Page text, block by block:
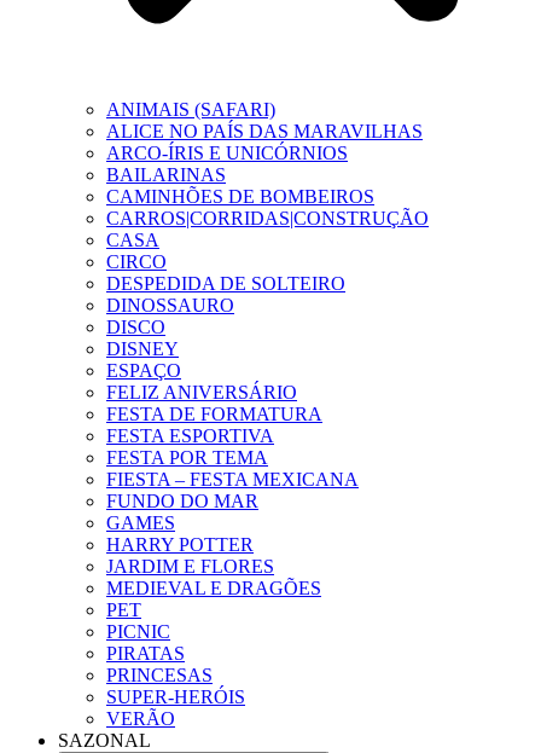
ANIMAIS (SAFARI)
ALICE NO PAÍS DAS MARAVILHAS
ARCO-ÍRIS E UNICÓRNIOS
BAILARINAS
CAMINHÕES DE BOMBEIROS
CARROS|CORRIDAS|CONSTRUÇÃO
CASA
CIRCO
DESPEDIDA DE SOLTEIRO
DINOSSAURO
DISCO
DISNEY
ESPAÇO
FELIZ ANIVERSÁRIO
FESTA DE FORMATURA
FESTA ESPORTIVA
FESTA POR TEMA
FIESTA – FESTA MEXICANA
FUNDO DO MAR
GAMES
HARRY POTTER
JARDIM E FLORES
MEDIEVAL E DRAGÕES
PET
PICNIC
PIRATAS
PRINCESAS
SUPER-HERÓIS
VERÃO
SAZONAL